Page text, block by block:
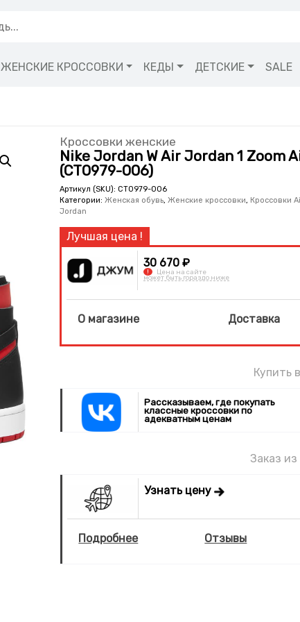
ЖЕНСКИЕ КРОССОВКИ КЕДЫ ДЕТСКИЕ SALE
Кроссовки женские
Nike Jordan W Air Jordan 1 Zoom
(CT0979-006)
Артикул (SKU):CT0979-006
Категории:Женская обувь,Женские кроссовки, Кроссовки
Jordan
30 670 ₽
! Цена на сайте
может быть гораздо ниже
О магазине Доставка
Купить
Рассказываем, где покупать
классные кроссовки по
адекватным ценам
Заказ
Узнать цену
Подробнее Отзывы